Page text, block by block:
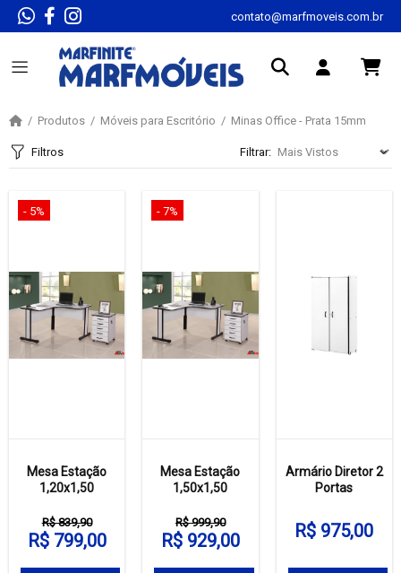
contato@marfmoveis.com.br
Produtos Móveis para Escritório Minas Office - Prata 15mm
Filtros Filtrar:
- 5%
Mesa Estação
1,20x1,50
R$ 839,90
R$ 799,00
- 7%
Mesa Estação
1,50x1,50
R$ 999,90
R$ 929,00
Armário Diretor 2
Portas
R$ 975,00